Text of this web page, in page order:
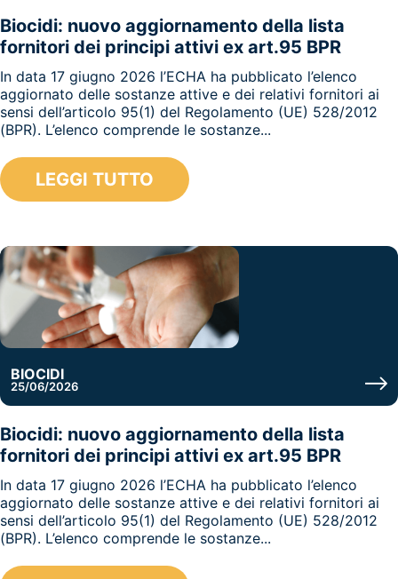
Biocidi: nuovo aggiornamento della lista
fornitori dei principi attivi ex art.95 BPR
In data 17 giugno 2026 l’ECHA ha pubblicato l’elenco
aggiornato delle sostanze attive e dei relativi fornitori ai
sensi dell’articolo 95(1) del Regolamento (UE) 528/2012
(BPR). L’elenco comprende le sostanze...
LEGGI TUTTO
BIOCIDI
25/06/2026
Biocidi: nuovo aggiornamento della lista
fornitori dei principi attivi ex art.95 BPR
In data 17 giugno 2026 l’ECHA ha pubblicato l’elenco
aggiornato delle sostanze attive e dei relativi fornitori ai
sensi dell’articolo 95(1) del Regolamento (UE) 528/2012
(BPR). L’elenco comprende le sostanze...